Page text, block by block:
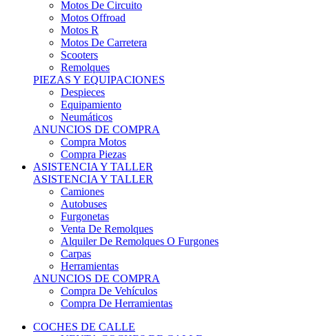
Motos R
Motos De Carretera
Scooters
Remolques
PIEZAS Y EQUIPACIONES
Despieces
Equipamiento
Neumáticos
ANUNCIOS DE COMPRA
Compra Motos
Compra Piezas
ASISTENCIA Y TALLER
ASISTENCIA Y TALLER
Camiones
Autobuses
Furgonetas
Venta De Remolques
Alquiler De Remolques O Furgones
Carpas
Herramientas
ANUNCIOS DE COMPRA
Compra De Vehículos
Compra De Herramientas
COCHES DE CALLE
VENTA COCHES DE CALLE.